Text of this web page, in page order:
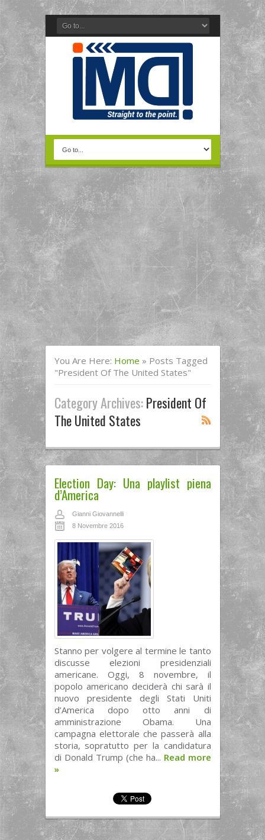
You Are Here: Home » Posts Tagged
"president Of The United States"
Category Archives:President Of
The United States
Election Day: Una playlist piena
d’America
Gianni Giovannelli
8 Novembre 2016
Stanno per volgere al termine le tanto
discusse elezioni presidenziali
americane. Oggi, 8 novembre, il
popolo americano deciderà chi sarà il
nuovo presidente degli Stati Uniti
d’America dopo otto anni di
amministrazione Obama. Una
campagna elettorale che passerà alla
storia, sopratutto per la candidatura
di Donald Trump (che ha... Read more
»